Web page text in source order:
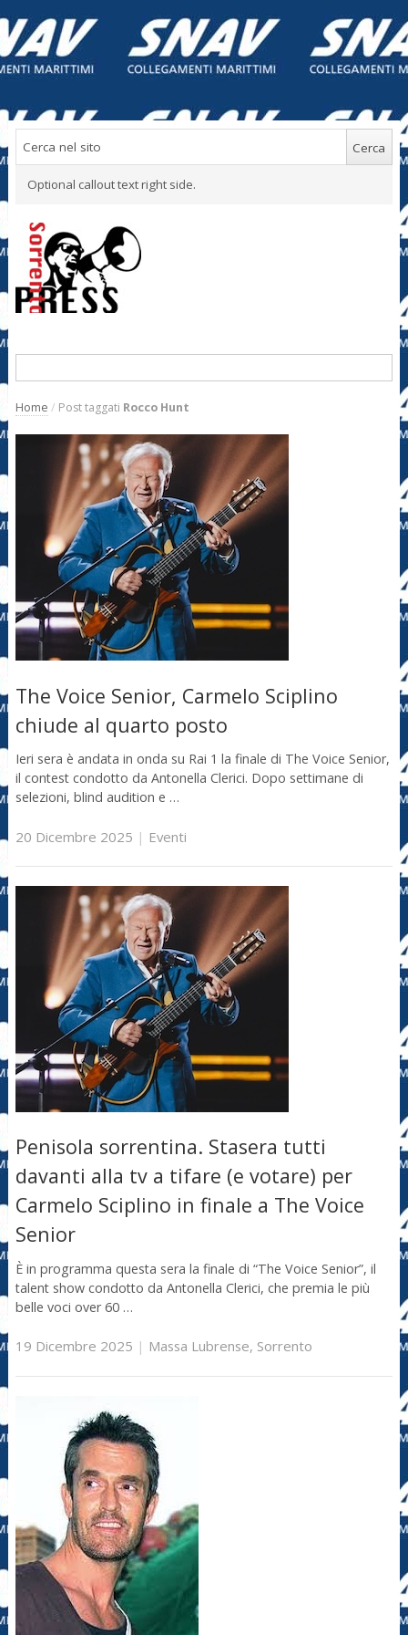
Optional callout text right side.
Home / Post taggati Rocco Hunt
The Voice Senior, Carmelo Sciplino
chiude al quarto posto
Ieri sera è andata in onda su Rai 1 la finale di The Voice Senior,
il contest condotto da Antonella Clerici. Dopo settimane di
selezioni, blind audition e …
20 Dicembre 2025 | Eventi
Penisola sorrentina. Stasera tutti
davanti alla tv a tifare (e votare) per
Carmelo Sciplino in finale a The Voice
Senior
È in programma questa sera la finale di “The Voice Senior”, il
talent show condotto da Antonella Clerici, che premia le più
belle voci over 60 …
19 Dicembre 2025 | Massa Lubrense, Sorrento